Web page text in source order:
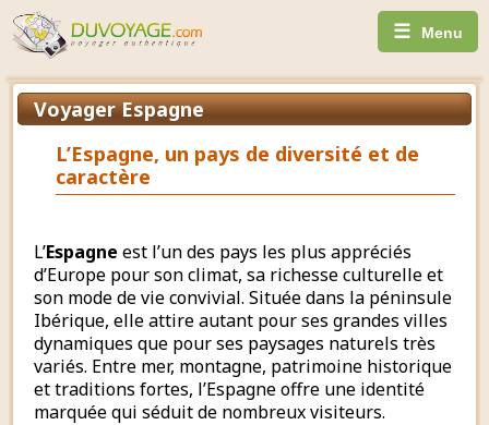
☰ Menu
Voyager Espagne
L’Espagne, un pays de diversité et de
caractère
L’Espagne est l’un des pays les plus appréciés
d’Europe pour son climat, sa richesse culturelle et
son mode de vie convivial. Située dans la péninsule
Ibérique, elle attire autant pour ses grandes villes
dynamiques que pour ses paysages naturels très
variés. Entre mer, montagne, patrimoine historique
et traditions fortes, l’Espagne offre une identité
marquée qui séduit de nombreux visiteurs.